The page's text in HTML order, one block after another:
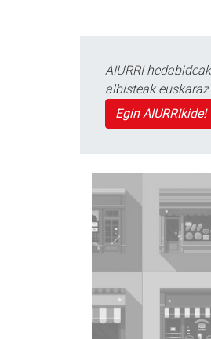
AIURRI
albisteak
Egin AIURRIkide!